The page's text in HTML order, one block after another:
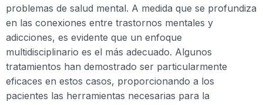
problemas de salud mental. A medida que se profundiza
en las conexiones entre trastornos mentales y
adicciones, es evidente que un enfoque
multidisciplinario es el más adecuado. Algunos
tratamientos han demostrado ser particularmente
eficaces en estos casos, proporcionando a los
pacientes las herramientas necesarias para la